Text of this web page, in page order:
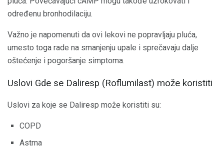
određenu bronhodilaciju.
Važno je napomenuti da ovi lekovi ne popravljaju pluća,
umesto toga rade na smanjenju upale i sprečavaju dalje
oštećenje i pogoršanje simptoma.
Uslovi Gde se Daliresp (Roflumilast) može koristiti
Uslovi za koje se Daliresp može koristiti su:
COPD
Astma